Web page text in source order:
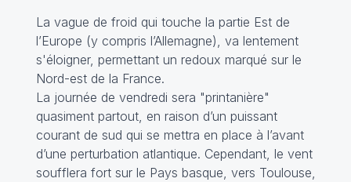
La vague de froid qui touche la partie Est de
l’Europe (y compris l’Allemagne), va lentement
s'éloigner, permettant un redoux marqué sur le
Nord-est de la France.
La journée de vendredi sera "printanière"
quasiment partout, en raison d’un puissant
courant de sud qui se mettra en place à l’avant
d’une perturbation atlantique. Cependant, le vent
soufflera fort sur le Pays basque, vers Toulouse,